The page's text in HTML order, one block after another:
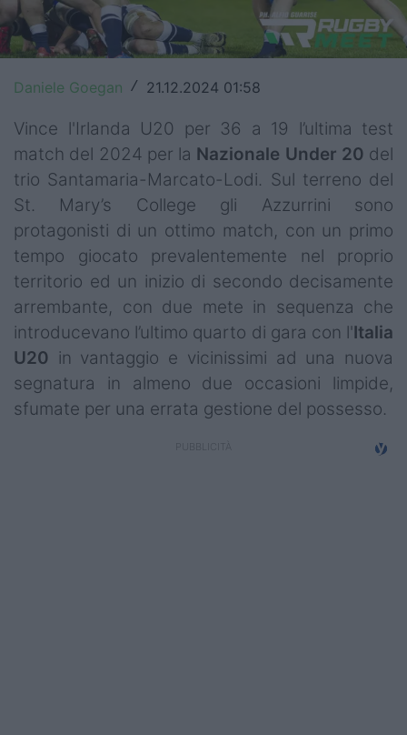
Champions Cup
Rugby World Cup
Super Rugby
Rugby in TV
Mercato
Serie A Elite
Campionati
Serie A
Daniele Goegan / 21.12.2024 01:58
Vince l'Irlanda U20 per 36 a 19 l’ultima test
match del 2024 per la Nazionale Under 20 del
trio Santamaria-Marcato-Lodi. Sul terreno del
St. Mary’s College gli Azzurrini sono
protagonisti di un ottimo match, con un primo
tempo giocato prevalentemente nel proprio
territorio ed un inizio di secondo decisamente
arrembante, con due mete in sequenza che
introducevano l’ultimo quarto di gara con l'Italia
U20 in vantaggio e vicinissimi ad una nuova
segnatura in almeno due occasioni limpide,
sfumate per una errata gestione del possesso.